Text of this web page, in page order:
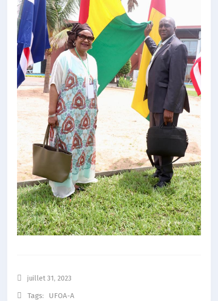
juillet 31, 2023
Tags: UFOA-A